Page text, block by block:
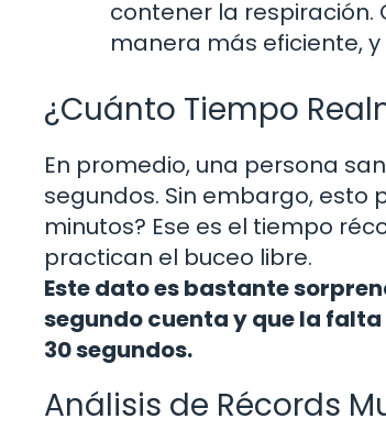
contener la
manera más eficiente,
¿Cuánto Tiempo
En promedio, una persona
segundos. Sin embargo,
minutos? Ese es el tiempo
practican el buceo libre.
Este dato es bastante
segundo cuenta y que la
30 segundos.
Análisis de Récords